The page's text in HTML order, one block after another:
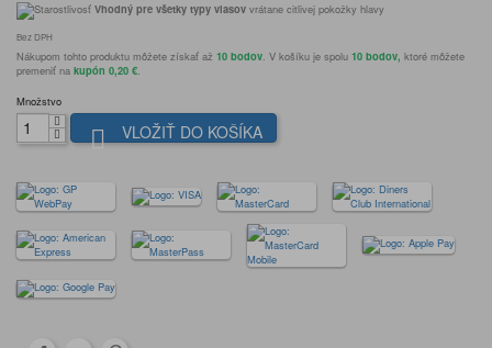
Vhodný pre všetky typy vlasov vrátane citlivej pokožky hlavy
Bez DPH
Nákupom tohto produktu môžete získať až 10 bodov. V košíku je spolu 10 bodov, ktoré môžete
premeniť na kupón 0,20 €.
Množstvo
 VLOŽIŤ DO KOŠÍKA